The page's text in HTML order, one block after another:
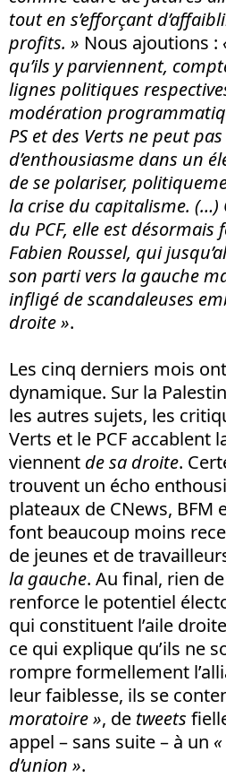
tout en s’efforçant
profits. » Nous ajoutions :
qu’ils y parviennent,
lignes politiques
modération
PS et des Verts ne peut
d’enthousiasme dans un
de se polariser,
la crise du capitalisme.
du PCF, elle est
Fabien Roussel, qui
son parti vers la gauche
infligé de scandaleuses
droite ».
Les cinq derniers mois
dynamique. Sur la
les autres sujets, les
Verts et le PCF accablent
viennent de sa droite.
trouvent un écho
plateaux de CNews, BFM
font beaucoup moins
de jeunes et de
la gauche. Au final, rien
renforce le potentiel
qui constituent l’aile droite
ce qui explique qu’ils ne
rompre formellement
leur faiblesse, ils se
moratoire », de tweets
appel – sans suite – à un
d’union ».